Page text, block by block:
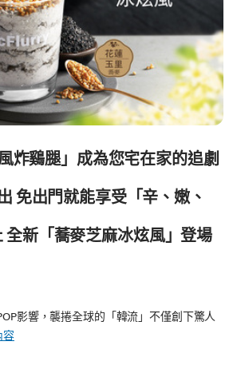
炸鷄腿」成為您宅在家的追劇
免出門就能享受「辛、嫩、
全新「蕎麥芝麻冰炫風」登場
影響，襲捲全球的「韓流」不僅創下驚人
容